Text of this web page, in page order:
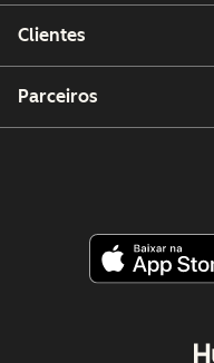
Clientes
Parceiros